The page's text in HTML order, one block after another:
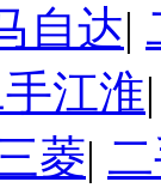
自达|
江淮
菱|